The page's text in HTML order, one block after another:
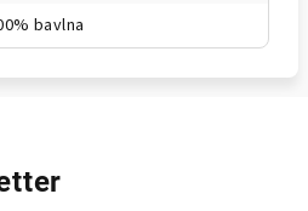
bavlna